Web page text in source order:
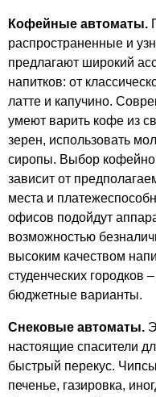
Кофейные автоматы.
распространенные и
предлагают широкий
напитков: от
латте и капучино.
умеют варить кофе из
зерен, использовать
сиропы. Выбор
зависит от
места и
офисов подойдут
возможностью
высоким качеством
студенческих городков
бюджетные варианты.
Снековые автоматы.
настоящие спасители
быстрый перекус.
печенье, газировка,